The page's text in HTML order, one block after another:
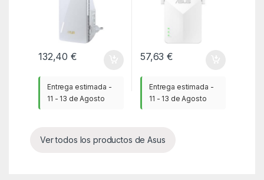
132,40€
Entrega estimada -
11 - 13 de Agosto
57,63€
Entrega estimada -
11 - 13 de Agosto
Ver todos los productos de Asus